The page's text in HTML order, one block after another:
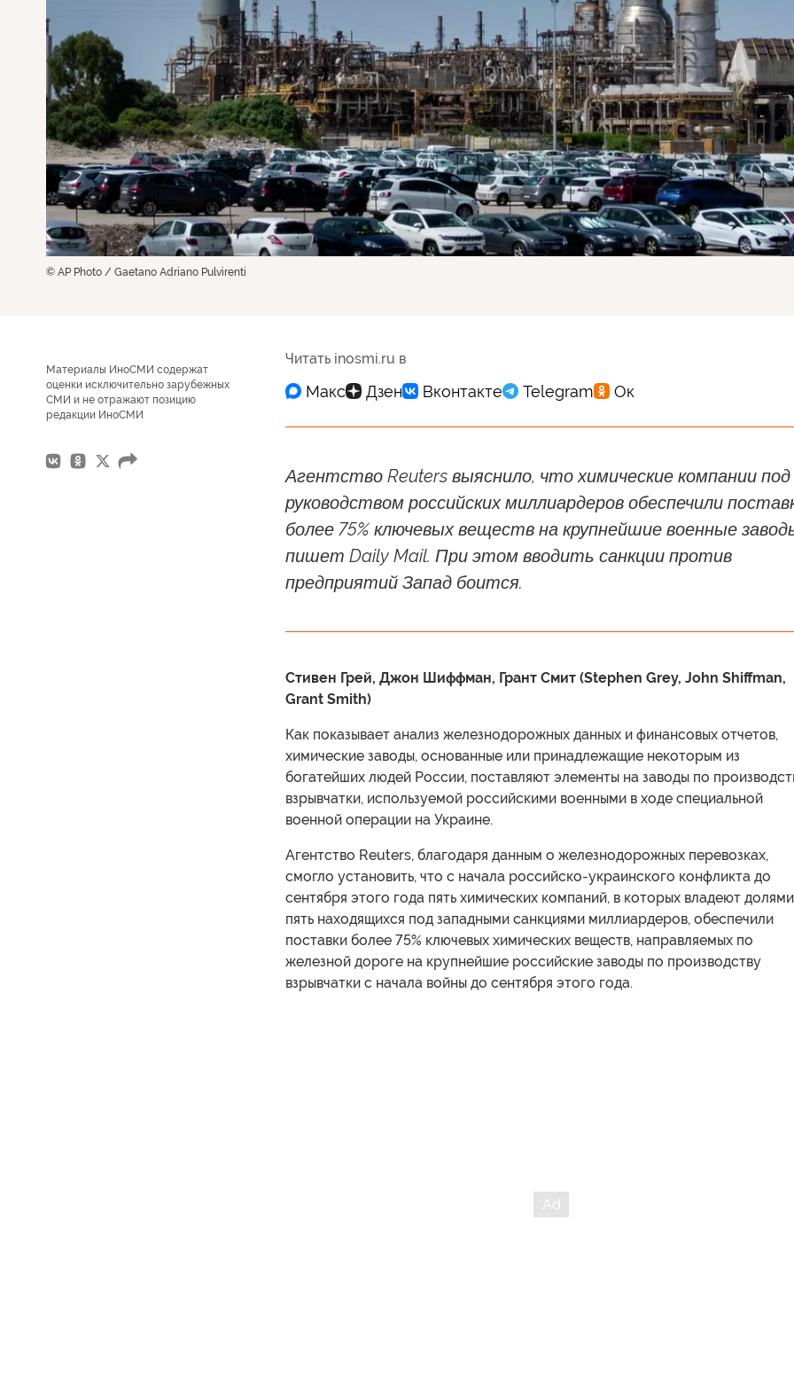
© AP Photo / Gaetano Adriano Pulvirenti
Материалы ИноСМИ содержат
оценки исключительно зарубежных
СМИ и не отражают позицию
редакции ИноСМИ
Читать inosmi.ru в
Агентство Reuters выяснило, что химические компании под
руководством российских миллиардеров обеспечили
более 75% ключевых веществ на крупнейшие военные
пишет Daily Mail. При этом вводить санкции против
предприятий Запад боится.
Стивен Грей, Джон Шиффман, Грант Смит (Stephen Grey, John Shiffman,
Grant Smith)
Как показывает анализ железнодорожных данных и финансовых отчетов,
химические заводы, основанные или принадлежащие некоторым из
богатейших людей России, поставляют элементы на заводы по
взрывчатки, используемой российскими военными в ходе специальной
военной операции на Украине.
Агентство Reuters, благодаря данным о железнодорожных перевозках,
смогло установить, что с начала российско-украинского конфликта до
сентября этого года пять химических компаний, в которых владеют долями
пять находящихся под западными санкциями миллиардеров, обеспечили
поставки более 75% ключевых химических веществ, направляемых по
железной дороге на крупнейшие российские заводы по производству
взрывчатки с начала войны до сентября этого года.